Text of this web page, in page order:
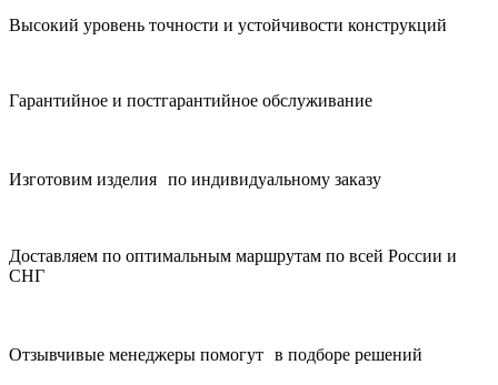
Высокий уровень точности и устойчивости конструкций
Гарантийное и постгарантийное обслуживание
Изготовим изделия по индивидуальному заказу
Доставляем по оптимальным маршрутам по всей России и
СНГ
Отзывчивые менеджеры помогут в подборе решений